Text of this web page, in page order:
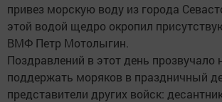
привез морскую воду из города
этой водой щедро окропил
ВМФ Петр Мотолыгин.
Поздравлений в этот день прозвучало
поддержать моряков в праздничный
представители других войск: